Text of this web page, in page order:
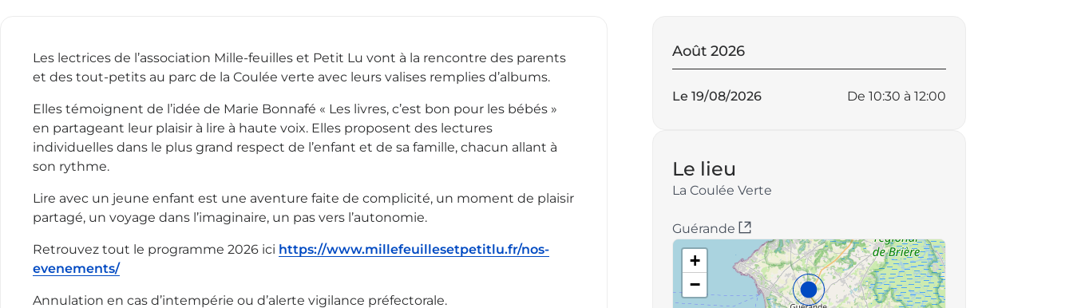
Les lectrices de l’association Mille-feuilles et Petit Lu vont à la rencontre des parents
et des tout-petits au parc de la Coulée verte avec leurs valises remplies d’albums.
Elles témoignent de l’idée de Marie Bonnafé « Les livres, c’est bon pour les bébés »
en partageant leur plaisir à lire à haute voix. Elles proposent des lectures
individuelles dans le plus grand respect de l’enfant et de sa famille, chacun allant à
son rythme.
Lire avec un jeune enfant est une aventure faite de complicité, un moment de plaisir
partagé, un voyage dans l’imaginaire, un pas vers l’autonomie.
Retrouvez tout le programme 2026 ici https://www.millefeuillesetpetitlu.fr/nos-
evenements/
Annulation en cas d’intempérie ou d’alerte vigilance préfectorale.
Dates
importantes
venir
Août 2026
Le 19/08/2026 De 10:30 à 12:00
Le lieu
La Coulée Verte
Guérande
+
−